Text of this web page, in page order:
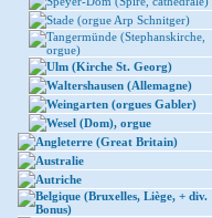
Stade (orgue Arp Schnitger)
Tangermünde (Stephanskirche,
orgue)
Ulm (Kirche St. Georg)
Waltershausen (Allemagne)
Weingarten (orgues Gabler)
Wesel (Dom), orgue
Angleterre (Great Britain)
Australie
Autriche
Belgique (Bruxelles, Liège, + div.
Bonus)